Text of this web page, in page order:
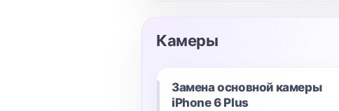
Камеры
Замена основной камеры
iPhone 6 Plus